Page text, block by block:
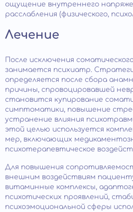
ощущение внутреннего
расслабления (физического,
Лечение
После исключения
занимается психиатр.
определяется после сбора
причины, спровоцировавшей
становится купирование
симптоматики, повышение
устранение влияния
этой целью используется
мер, включающих
психотерапевтическое
Для повышения
внешним воздействиям
витаминные комплексы,
психотических проявлений,
психоэмоциональной сферы